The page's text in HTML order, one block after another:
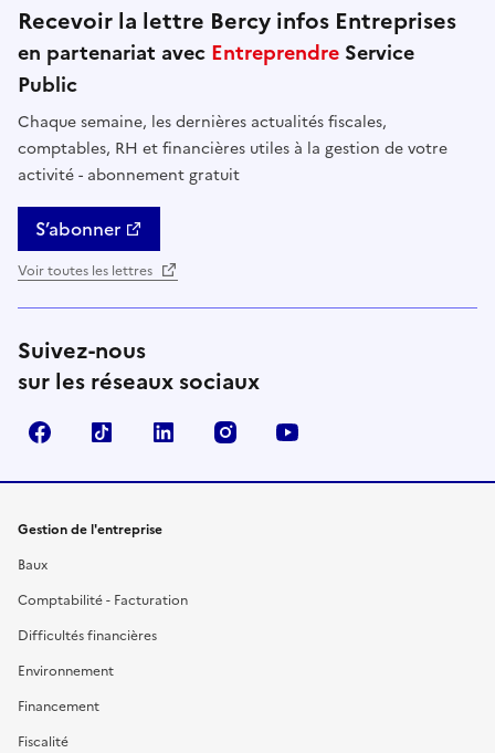
Recevoir la lettre Bercy infos Entreprises
en partenariat avec Entreprendre Service
Public
Chaque semaine, les dernières actualités fiscales,
comptables, RH et financières utiles à la gestion de votre
activité - abonnement gratuit
S’abonner
Voir toutes les lettres
Suivez-nous
sur les réseaux sociaux
FacebookTikTok Linkedin Instagram
Gestion de l'entreprise
Baux
Comptabilité - Facturation
Difficultés financières
Environnement
Financement
Fiscalité